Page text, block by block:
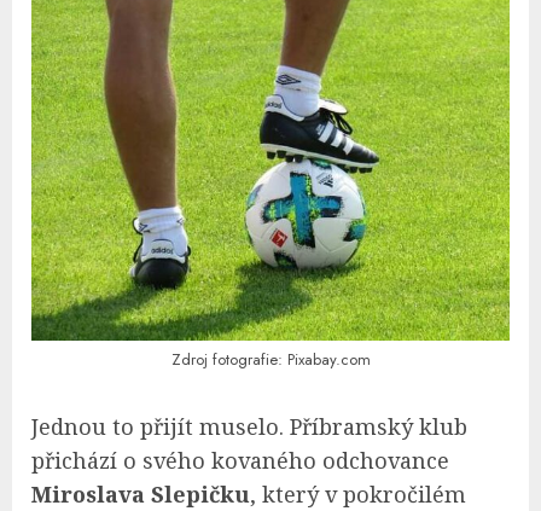
Zdroj fotografie: Pixabay.com
Jednou to přijít muselo. Příbramský klub
přichází o svého kovaného odchovance
Miroslava Slepičku, který v pokročilém